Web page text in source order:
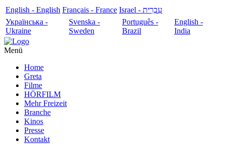
English - English Français - France
עִבְרִית - Israel
Українська -
Ukraine
Svenska -
Sweden
Português -
Brazil
English -
India
Menü
Home
Greta
Filme
HÖRFILM
Mehr Freizeit
Branche
Kinos
Presse
Kontakt